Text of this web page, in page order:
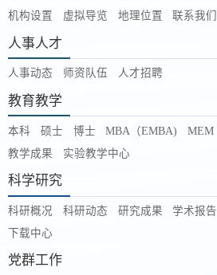
机构设置
虚拟导览 地理位置 联系我们
人事人才
人事动态 师资队伍 人才招聘
教育教学
本科 硕士 博士 MBA（EMBA) MEM
教学成果
实验教学中心
科学研究
科研概况 科研动态 研究成果 学术报告
下载中心
党群工作